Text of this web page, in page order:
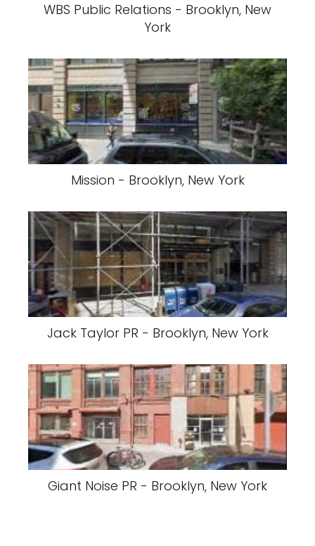
WBS Public Relations - Brooklyn, New
York
Mission - Brooklyn, New York
Jack Taylor PR - Brooklyn, New York
Giant Noise PR - Brooklyn, New York